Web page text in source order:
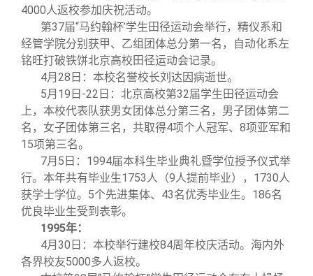
4000人返校参加庆祝活动。
第37届“马约翰杯’学生田径运动会举行，精仪系和
经管学院分别获甲、乙组团体总分第一名，自动化系左
铭旺打破铁饼北京高校田径运动会记录。
4月28日：本校名誉校长刘达因病逝世。
5月19日-22日：北京高校第32届学生田径运动会
上，本校代表队获男女团体总分第三名，男子团体第二
名，女子团体第三名，共取得4项个人冠军、8项亚军和
15项第三名。
7月5日：1994届本科生毕业典礼暨学位授予仪式举
行。本年共有毕业生1753人（9人提前毕业），1730人
获学士学位。5个先进集体、43名优秀毕业生。186名
优良毕业生受到表彰。
1995年：
4月30日：本校举行建校84周年校庆活动。海内外
各界校友5000多人返校。